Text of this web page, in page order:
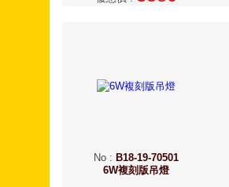
No : B18-19-70501
6W複刻版吊燈